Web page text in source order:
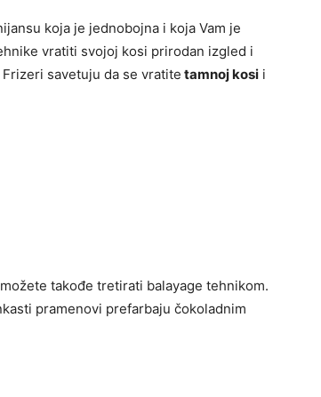
koja je jednobojna i koja Vam je
vratiti svojoj kosi prirodan izgled i
savetuju da se vratite tamnoj kosi i
takođe tretirati balayage tehnikom.
pramenovi prefarbaju čokoladnim